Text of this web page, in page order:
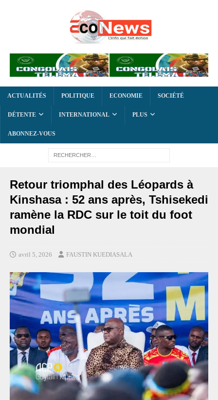
ACTUALITÉS POLITIQUE ECONOMIE SOCIÉTÉ
DÉTENTE INTERNATIONAL PLUS
ABONNEZ-VOUS
Retour triomphal des Léopards à
Kinshasa : 52 ans après, Tshisekedi
ramène la RDC sur le toit du foot
mondial
avril 5, 2026 FAUSTIN KUEDIASALA